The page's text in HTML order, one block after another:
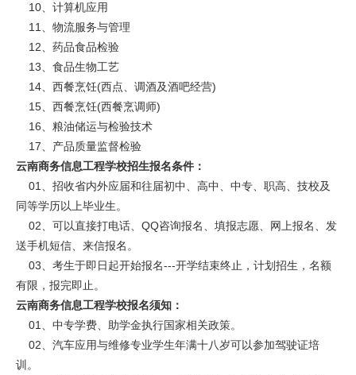
10、计算机应用
11、物流服务与管理
12、药品食品检验
13、食品生物工艺
14、西餐烹饪(西点、调酒及酒吧经营)
15、西餐烹饪(西餐烹调师)
16、粮油储运与检验技术
17、产品质量监督检验
云南商务信息工程学校招生报名条件：
01、招收省内外应届和往届初中、高中、中专、职高、技校及
同等学历以上毕业生。
02、可以直接打电话、QQ咨询报名、填报志愿、网上报名、发
送手机短信、来信报名。
03、考生于即日起开始报名---开学结束终止，计划招生，名额
有限，报完即止。
云南商务信息工程学校报名须知：
01、中专学费、助学金执行国家相关政策。
02、汽车应用与维修专业学生年满十八岁可以参加驾驶证培
训。